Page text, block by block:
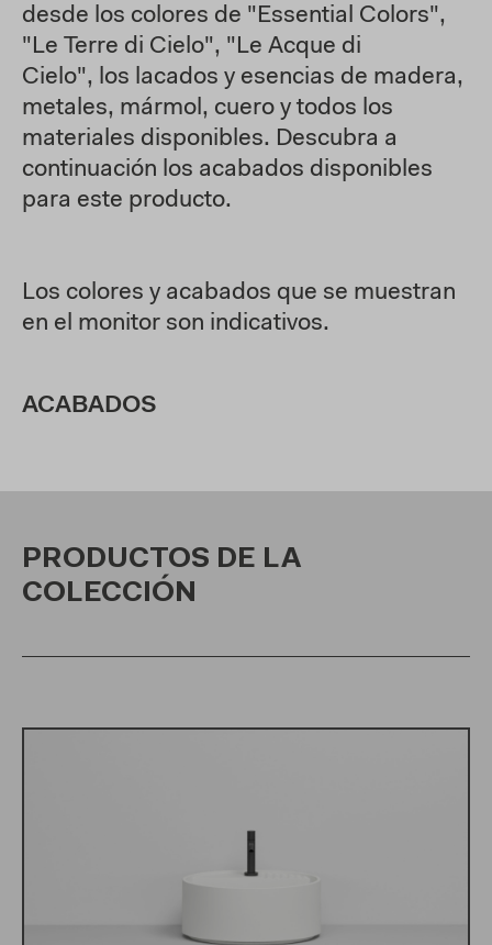
desde los colores de "Essential Colors",
"Le Terre di Cielo", "Le Acque di
Cielo", los lacados y esencias de madera,
metales, mármol, cuero y todos los
materiales disponibles. Descubra a
continuación los acabados disponibles
para este producto.
Los colores y acabados que se muestran
en el monitor son indicativos.
ACABADOS
PRODUCTOS DE LA
COLECCIÓN